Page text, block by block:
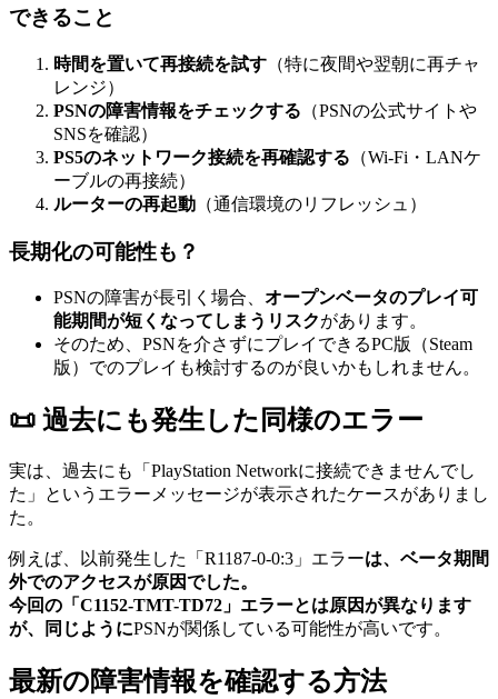
できること
時間を置いて再接続を試す （特に夜間や翌朝に再チャ
レンジ）
PSNの障害情報をチェックする （PSNの公式サイトや
SNSを確認）
PS5のネットワーク接続を再確認する （Wi-Fi・LANケ
ーブルの再接続）
ルーターの再起動 （通信環境のリフレッシュ）
長期化の可能性も？
PSNの障害が長引く場合、 オープンベータのプレイ可
能期間が短くなってしまうリスクがあります。
そのため、PSNを介さずにプレイできるPC版（Steam
版）でのプレイも検討するのが良いかもしれません。
📜 過去にも発生した同様のエラー
実は、過去にも「PlayStation Networkに接続できませんでし
た」というエラーメッセージが表示されたケースがありまし
た。
例えば、以前発生した「R1187-0-0:3」エラーは、ベータ期間
外でのアクセスが原因でした。
今回の「C1152-TMT-TD72」エラーとは原因が異なります
が、同じようにPSNが関係している可能性が高いです。
最新の障害情報を確認する方法